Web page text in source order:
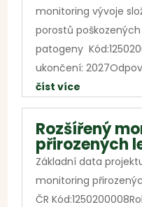
monitoring vývoje
porostů
patogeny
ukončení:
číst více
Rozšířený
přirozených
Základní data
monitoring
ČR